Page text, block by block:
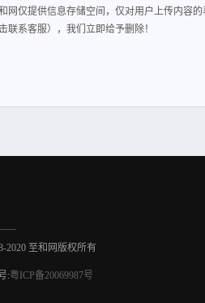
网仅提供信息存储空间，仅对用户上传内容
系客服），我们立即给予删除！
2020 至和网版权所有
:粤ICP备20069987号